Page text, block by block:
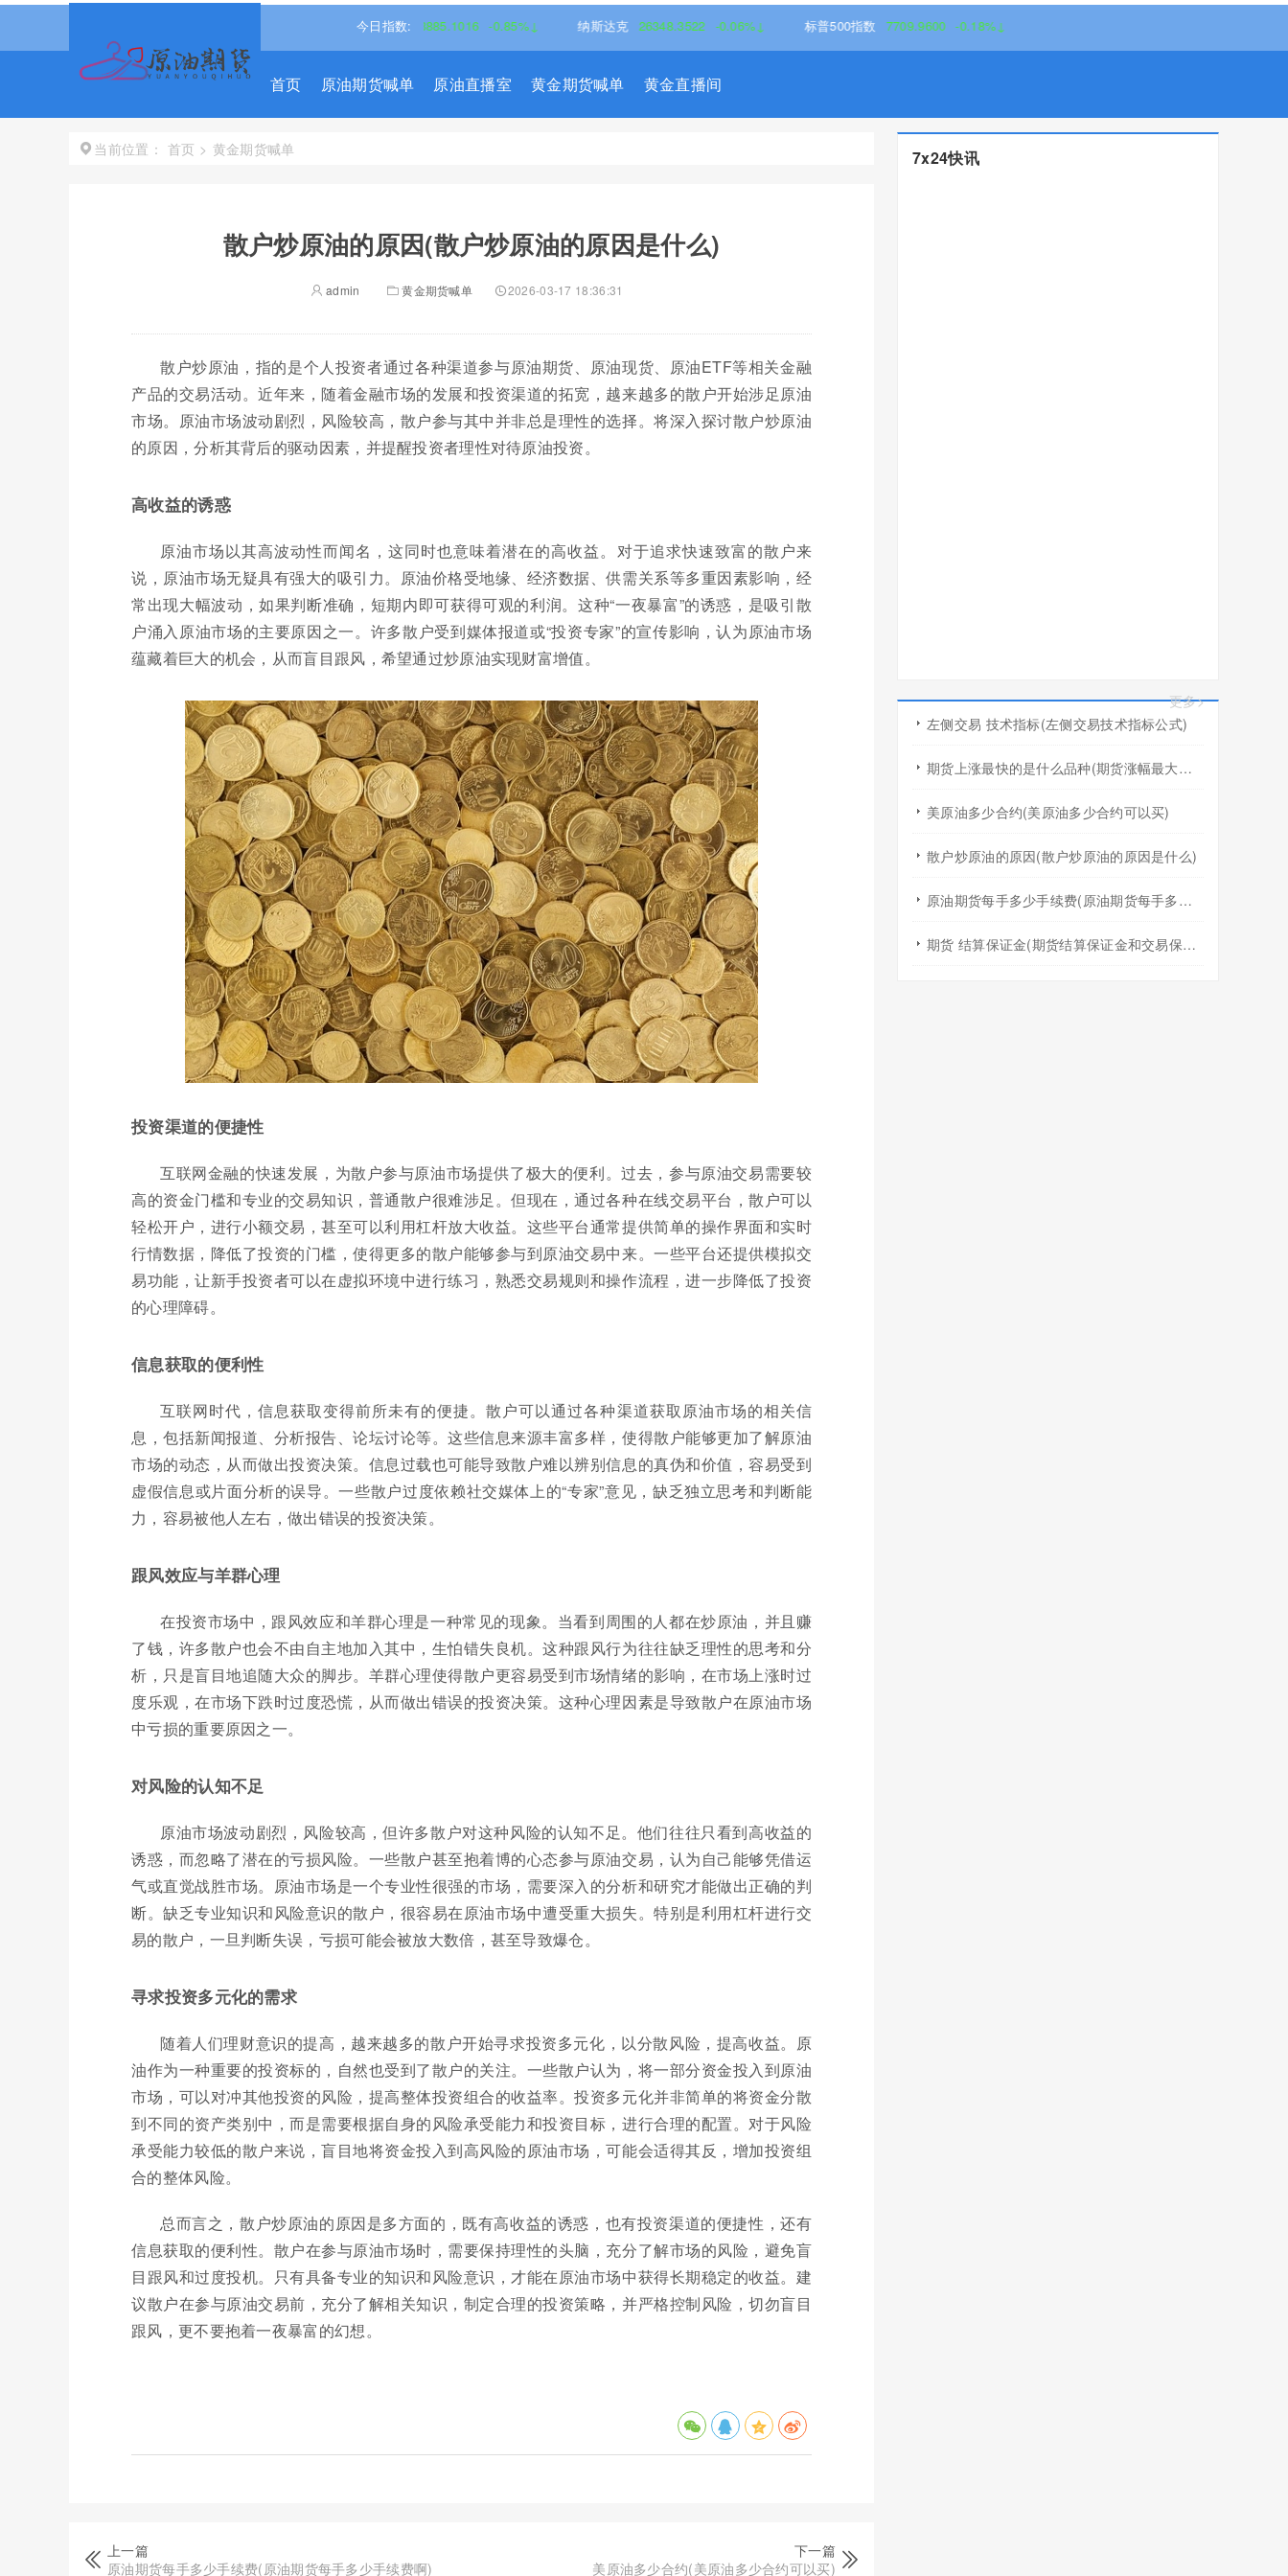
今日指数:
53885.1016 -0.85%↓ 纳斯达克 26348.3522 -0.06%↓ 标普500指数 7709.9600 -0.18%↓
首页 原油期货喊单 原油直播室 黄金期货喊单 黄金直播间
当前位置： 首页 > 黄金期货喊单
散户炒原油的原因(散户炒原油的原因是什么)
admin 黄金期货喊单 2026-03-17 18:36:31
散户炒原油，指的是个人投资者通过各种渠道参与原油期货、原油现货、原油ETF等相关金融
产品的交易活动。近年来，随着金融市场的发展和投资渠道的拓宽，越来越多的散户开始涉足原油
市场。原油市场波动剧烈，风险较高，散户参与其中并非总是理性的选择。将深入探讨散户炒原油
的原因，分析其背后的驱动因素，并提醒投资者理性对待原油投资。
高收益的诱惑
原油市场以其高波动性而闻名，这同时也意味着潜在的高收益。对于追求快速致富的散户来
说，原油市场无疑具有强大的吸引力。原油价格受地缘、经济数据、供需关系等多重因素影响，经
常出现大幅波动，如果判断准确，短期内即可获得可观的利润。这种“一夜暴富”的诱惑，是吸引散
户涌入原油市场的主要原因之一。许多散户受到媒体报道或“投资专家”的宣传影响，认为原油市场
蕴藏着巨大的机会，从而盲目跟风，希望通过炒原油实现财富增值。
投资渠道的便捷性
互联网金融的快速发展，为散户参与原油市场提供了极大的便利。过去，参与原油交易需要较
高的资金门槛和专业的交易知识，普通散户很难涉足。但现在，通过各种在线交易平台，散户可以
轻松开户，进行小额交易，甚至可以利用杠杆放大收益。这些平台通常提供简单的操作界面和实时
行情数据，降低了投资的门槛，使得更多的散户能够参与到原油交易中来。一些平台还提供模拟交
易功能，让新手投资者可以在虚拟环境中进行练习，熟悉交易规则和操作流程，进一步降低了投资
的心理障碍。
信息获取的便利性
互联网时代，信息获取变得前所未有的便捷。散户可以通过各种渠道获取原油市场的相关信
息，包括新闻报道、分析报告、论坛讨论等。这些信息来源丰富多样，使得散户能够更加了解原油
市场的动态，从而做出投资决策。信息过载也可能导致散户难以辨别信息的真伪和价值，容易受到
虚假信息或片面分析的误导。一些散户过度依赖社交媒体上的“专家”意见，缺乏独立思考和判断能
力，容易被他人左右，做出错误的投资决策。
跟风效应与羊群心理
在投资市场中，跟风效应和羊群心理是一种常见的现象。当看到周围的人都在炒原油，并且赚
了钱，许多散户也会不由自主地加入其中，生怕错失良机。这种跟风行为往往缺乏理性的思考和分
析，只是盲目地追随大众的脚步。羊群心理使得散户更容易受到市场情绪的影响，在市场上涨时过
度乐观，在市场下跌时过度恐慌，从而做出错误的投资决策。这种心理因素是导致散户在原油市场
中亏损的重要原因之一。
对风险的认知不足
原油市场波动剧烈，风险较高，但许多散户对这种风险的认知不足。他们往往只看到高收益的
诱惑，而忽略了潜在的亏损风险。一些散户甚至抱着博的心态参与原油交易，认为自己能够凭借运
气或直觉战胜市场。原油市场是一个专业性很强的市场，需要深入的分析和研究才能做出正确的判
断。缺乏专业知识和风险意识的散户，很容易在原油市场中遭受重大损失。特别是利用杠杆进行交
易的散户，一旦判断失误，亏损可能会被放大数倍，甚至导致爆仓。
寻求投资多元化的需求
随着人们理财意识的提高，越来越多的散户开始寻求投资多元化，以分散风险，提高收益。原
油作为一种重要的投资标的，自然也受到了散户的关注。一些散户认为，将一部分资金投入到原油
市场，可以对冲其他投资的风险，提高整体投资组合的收益率。投资多元化并非简单的将资金分散
到不同的资产类别中，而是需要根据自身的风险承受能力和投资目标，进行合理的配置。对于风险
承受能力较低的散户来说，盲目地将资金投入到高风险的原油市场，可能会适得其反，增加投资组
合的整体风险。
总而言之，散户炒原油的原因是多方面的，既有高收益的诱惑，也有投资渠道的便捷性，还有
信息获取的便利性。散户在参与原油市场时，需要保持理性的头脑，充分了解市场的风险，避免盲
目跟风和过度投机。只有具备专业的知识和风险意识，才能在原油市场中获得长期稳定的收益。建
议散户在参与原油交易前，充分了解相关知识，制定合理的投资策略，并严格控制风险，切勿盲目
跟风，更不要抱着一夜暴富的幻想。
上一篇
原油期货每手多少手续费(原油期货每手多少手续费啊)
下一篇
美原油多少合约(美原油多少合约可以买)
7x24快讯
更多>
左侧交易 技术指标(左侧交易技术指标公式)
期货上涨最快的是什么品种(期货涨幅最大的产品)
美原油多少合约(美原油多少合约可以买)
散户炒原油的原因(散户炒原油的原因是什么)
原油期货每手多少手续费(原油期货每手多少手续费啊)
期货 结算保证金(期货结算保证金和交易保证金)